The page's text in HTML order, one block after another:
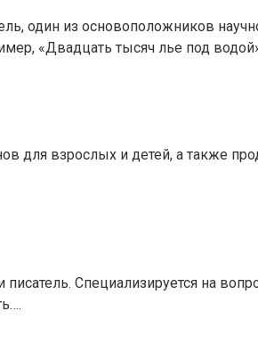
один из основоположников
«Двадцать тысяч лье под
для взрослых и детей, а также
Специализируется на